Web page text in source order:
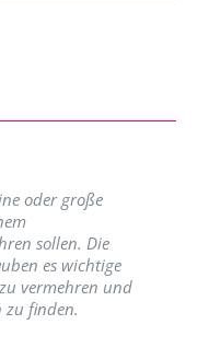
oder große
sollen. Die
es wichtige
vermehren und
zu finden.